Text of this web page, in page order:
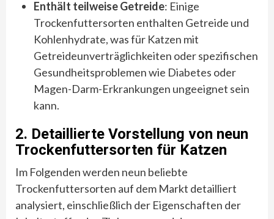
Enthält teilweise Getreide: Einige
Trockenfuttersorten enthalten Getreide und
Kohlenhydrate, was für Katzen mit
Getreideunverträglichkeiten oder spezifischen
Gesundheitsproblemen wie Diabetes oder
Magen-Darm-Erkrankungen ungeeignet sein
kann.
2. Detaillierte Vorstellung von neun
Trockenfuttersorten für Katzen
Im Folgenden werden neun beliebte
Trockenfuttersorten auf dem Markt detailliert
analysiert, einschließlich der Eigenschaften der